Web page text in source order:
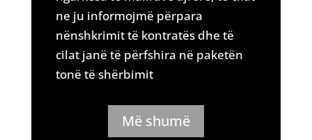
ne ju informojmë përpara
nënshkrimit të kontratës dhe të
cilat janë të përfshira në paketën
tonë të shërbimit
Më shumë